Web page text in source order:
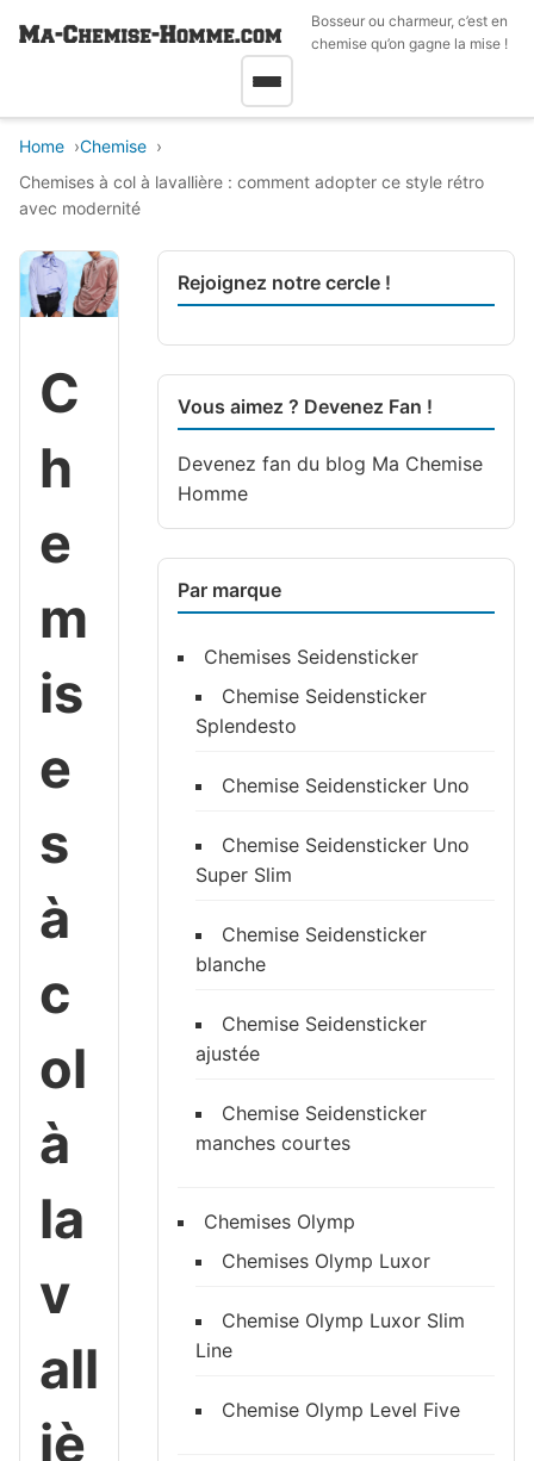
Bosseur ou charmeur, c’est en
chemise qu’on gagne la mise !
Home
Chemise
Chemises à col à lavallière : comment adopter ce style rétro
avec modernité
C
h
e
m
is
e
s
à
c
ol
à
la
v
all
iè
Rejoignez notre cercle !
Vous aimez ? Devenez Fan !
Devenez fan du blog Ma Chemise
Homme
Par marque
Chemises Seidensticker
Chemise Seidensticker
Splendesto
Chemise Seidensticker Uno
Chemise Seidensticker Uno
Super Slim
Chemise Seidensticker
blanche
Chemise Seidensticker
ajustée
Chemise Seidensticker
manches courtes
Chemises Olymp
Chemises Olymp Luxor
Chemise Olymp Luxor Slim
Line
Chemise Olymp Level Five